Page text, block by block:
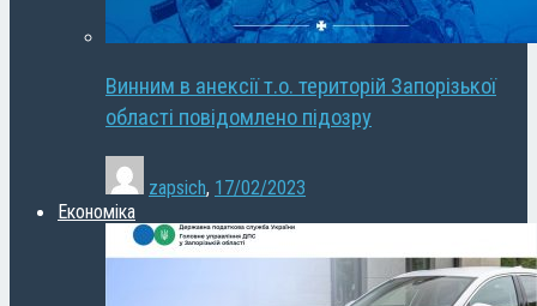
Винним в анексії т.о. територій Запорізької
області повідомлено підозру
zapsich, 17/02/2023
Економіка